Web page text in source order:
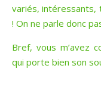
variés,
! On ne parle donc
Bref, vous m’avez
qui porte bien son